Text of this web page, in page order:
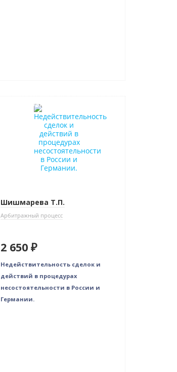
Индивидуальный подход
Шишмарева Т.П.
Арбитражный процесс
2 650 ₽
Недействительность сделок и
действий в процедурах
несостоятельности в России и
Германии.